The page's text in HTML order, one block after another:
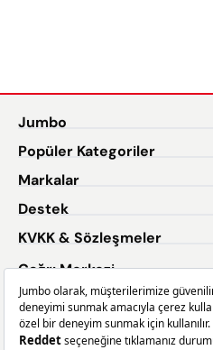
Jumbo
Popüler Kategoriler
Markalar
Destek
KVKK & Sözleşmeler
Çağrı Merkezi
0 (850) 432 00 99
WhatsApp Destek